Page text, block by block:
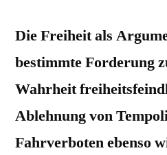
Köhler,
CDU-
Die Freiheit als
bestimmte Forderung
Wahrheit
Ablehnung von
Fahrverboten ebenso